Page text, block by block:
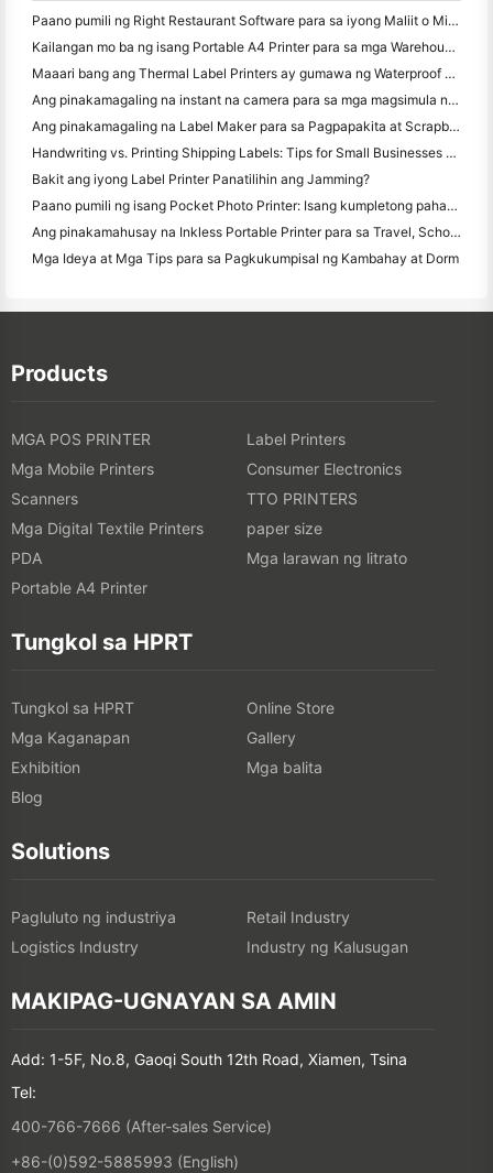
Paano pumili ng Right Restaurant Software para sa iyong Maliit o Midsize Restaurant
Kailangan mo ba ng isang Portable A4 Printer para sa mga Warehouse Invoices? Ano talagang gumagana
Maaari bang ang Thermal Label Printers ay gumawa ng Waterproof Labels para sa mga maliliit na Producto ng negosyo?
Ang pinakamagaling na instant na camera para sa mga magsimula na ayaw magbasura ng papel
Ang pinakamagaling na Label Maker para sa Pagpapakita at Scrapbooking: Magdagdag ng Karagdagang Color sa bawat Pahina
Handwriting vs. Printing Shipping Labels: Tips for Small Businesses noong 2026
Bakit ang iyong Label Printer Panatilihin ang Jamming?
Paano pumili ng isang Pocket Photo Printer: Isang kumpletong pahayag para sa Pagmamamahayag, Travel, at iPhone Users
Ang pinakamahusay na Inkless Portable Printer para sa Travel, School, at Mobile Work: Hanin MT620 Pro Review
Mga Ideya at Mga Tips para sa Pagkukumpisal ng Kambahay at Dorm
Products
MGA POS PRINTER
Label Printers
Mga Mobile Printers
Consumer Electronics
Scanners
TTO PRINTERS
Mga Digital Textile Printers
paper size
PDA
Mga larawan ng litrato
Portable A4 Printer
Tungkol sa HPRT
Tungkol sa HPRT
Online Store
Mga Kaganapan
Gallery
Exhibition
Mga balita
Blog
Solutions
Pagluluto ng industriya
Retail Industry
Logistics Industry
Industry ng Kalusugan
MAKIPAG-UGNAYAN SA AMIN
Add: 1-5F, No.8, Gaoqi South 12th Road, Xiamen, Tsina
Tel:
400-766-7666 (After-sales Service)
+86-(0)592-5885993 (English)